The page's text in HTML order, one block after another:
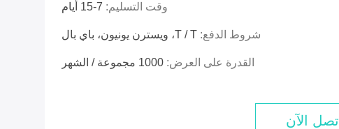
وقت التسليم: 7-15 أيام
شروط الدفع: T / T، ويسترن يونيون، باي بال
القدرة على العرض: 1000 مجموعة / الشهر
اتصل الآن